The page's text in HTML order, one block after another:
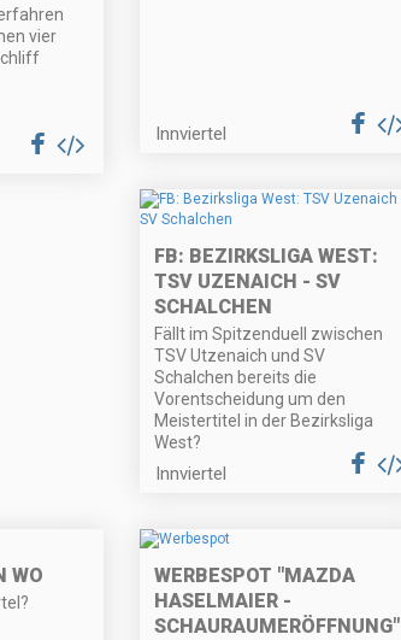
vier
Innviertel
FB: BEZIRKSLIGA WEST:
TSV UZENAICH - SV
SCHALCHEN
Fällt im Spitzenduell zwischen
TSV Utzenaich und SV
Schalchen bereits die
Vorentscheidung um den
Meistertitel in der Bezirksliga
West?
Innviertel
WO
WERBESPOT "MAZDA
HASELMAIER -
SCHAURAUMERÖFFNUNG"